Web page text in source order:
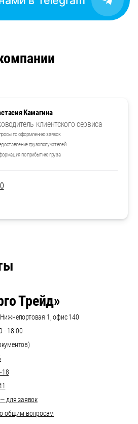
Камагина
клиентского сервиса
по оформлению заявок
грузополучателей
по прибытию груза
Трейд»
1, офис 140
- 18:00
18
для заявок
общим вопросам